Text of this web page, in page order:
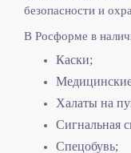
безопасности и
В Росформе в
Каски;
Халаты на
Сигнальная
Спецобувь;